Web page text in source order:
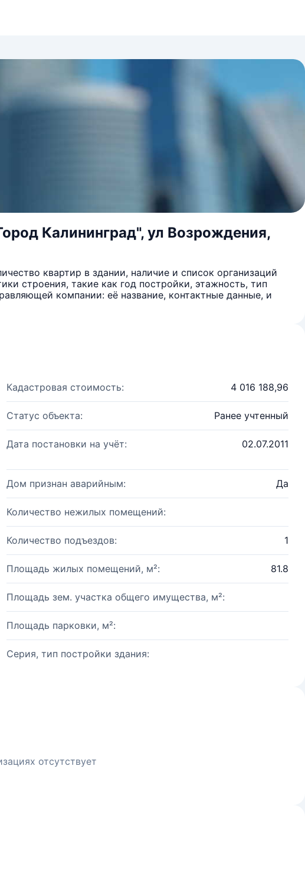
Калининград", ул Возрождения,
квартир в здании, наличие и список организаций
строения, такие как год постройки, этажность, тип
компании: её название, контактные данные, и
Кадастровая стоимость: 4 016 188,96
Статус объекта: Ранее учтенный
Дата постановки на учёт: 02.07.2011
Дом признан аварийным: Да
Количество нежилых помещений:
Количество подъездов: 1
Площадь жилых помещений, м²: 81.8
Площадь зем. участка общего имущества, м²:
Площадь парковки, м²:
Серия, тип постройки здания:
отсутствует